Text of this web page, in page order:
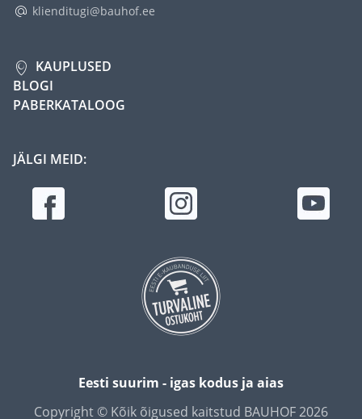
klienditugi@bauhof.ee
KAUPLUSED
BLOGI
PABERKATALOOG
JÄLGI MEID:
Eesti suurim - igas kodus ja aias
Copyright © Kõik õigused kaitstud BAUHOF 2026